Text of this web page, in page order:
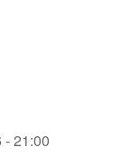
21:00